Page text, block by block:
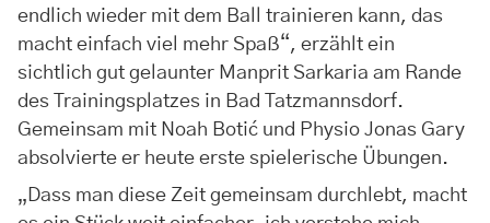
endlich wieder mit dem Ball trainieren kann, das
macht einfach viel mehr Spaß“, erzählt ein
sichtlich gut gelaunter Manprit Sarkaria am Rande
des Trainingsplatzes in Bad Tatzmannsdorf.
Gemeinsam mit Noah Botić und Physio Jonas Gary
absolvierte er heute erste spielerische Übungen.
„Dass man diese Zeit gemeinsam durchlebt, macht